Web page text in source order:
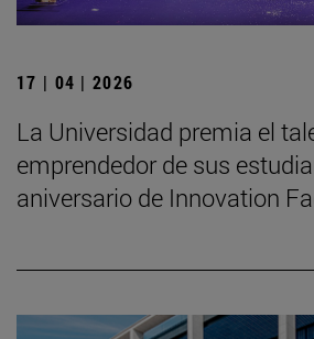
17 | 04 | 2026
La Universidad premia el
emprendedor de sus
aniversario de Innovation